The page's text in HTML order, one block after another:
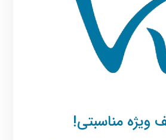
ویژه مناسبتی!